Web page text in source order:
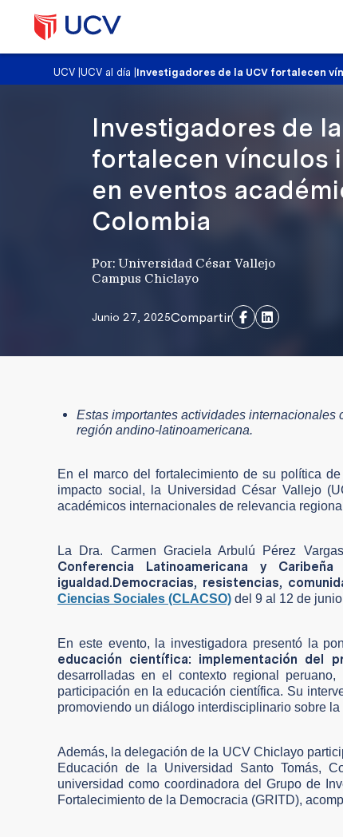
UCV |UCV al día Investigadores de la UCV fortalecen
Investigadores de
fortalecen vínculos
en eventos
Colombia
Por: Universidad César Vallejo
Campus Chiclayo
Junio 27, 2025Compartir
Estas importantes actividades
región andino-latinoamericana.
En el marco del fortalecimiento de su política
impacto social, la Universidad César Vallejo
académicos internacionales de relevancia
La Dra. Carmen Graciela Arbulú Pérez
Conferencia Latinoamericana y
igualdad.Democracias, resistencias,
Ciencias Sociales (CLACSO) del 9 al 12 de
En este evento, la investigadora presentó la
educación científica: implementación del
desarrolladas en el contexto regional
participación en la educación científica. Su
promoviendo un diálogo interdisciplinario sobre
Además, la delegación de la UCV Chiclayo
Educación de la Universidad Santo Tomás,
universidad como coordinadora del Grupo de
Fortalecimiento de la Democracia (GRITD),